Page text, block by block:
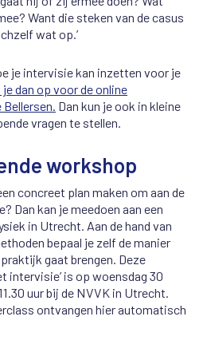
Want die steken van de casus
wat op.’
je intervisie kan inzetten voor je
je dan op voor de online
Dan kun je ook in kleine
vragen te stellen.
workshop
concreet plan maken om aan de
Dan kan je meedoen aan een
in Utrecht. Aan de hand van
bepaal je zelf de manier
gaat brengen. Deze
intervisie’ is op woensdag 30
uur bij de NVVK in Utrecht.
ontvangen hier automatisch